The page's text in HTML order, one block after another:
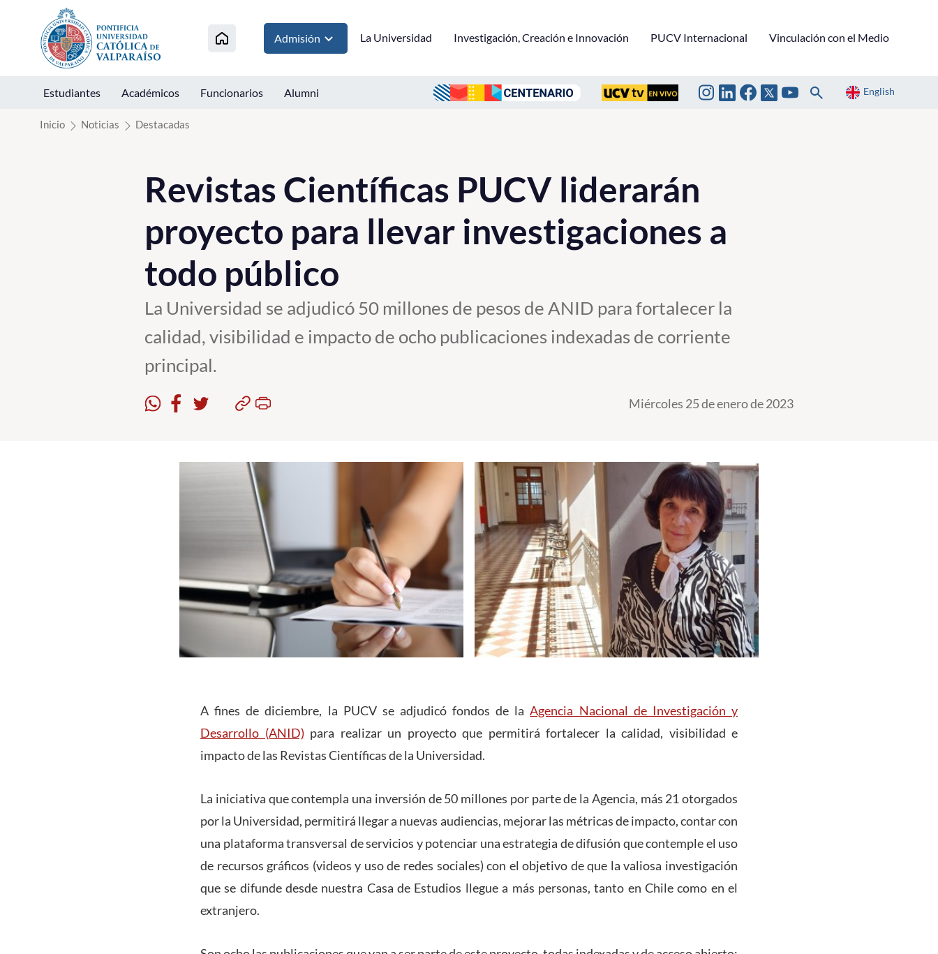
Click acá para ir directamente al contenido
Admisión La Universidad Investigación, Creación e Innovación PUCV Internacional Vinculación con el Medio
Estudiantes Académicos Funcionarios Alumni English
Inicio Noticias Destacadas
Revistas Científicas PUCV liderarán
proyecto para llevar investigaciones a
todo público
La Universidad se adjudicó 50 millones de pesos de ANID para fortalecer la
calidad, visibilidad e impacto de ocho publicaciones indexadas de corriente
principal.
Miércoles 25 de enero de 2023
A fines de diciembre, la PUCV se adjudicó fondos de laAgencia Nacional de Investigación y
Desarrollo (ANID) para realizar un proyecto que permitirá fortalecer la calidad, visibilidad e
impacto de las Revistas Científicas de la Universidad.
La iniciativa que contempla una inversión de 50 millones por parte de la Agencia, más 21 otorgados
por la Universidad, permitirá llegar a nuevas audiencias, mejorar las métricas de impacto, contar con
una plataforma transversal de servicios y potenciar una estrategia de difusión que contemple el uso
de recursos gráficos (videos y uso de redes sociales) con el objetivo de que la valiosa investigación
que se difunde desde nuestra Casa de Estudios llegue a más personas, tanto en Chile como en el
extranjero.